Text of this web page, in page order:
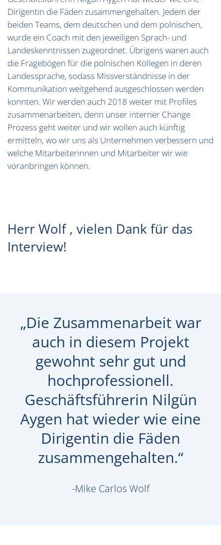
Dirigentin die Fäden zusammengehalten. Jedem der
beiden Teams, dem deutschen und dem polnischen,
wurde ein Coach mit den jeweiligen Sprach- und
Landeskenntnissen zugeordnet. Übrigens waren auch
die Fragebögen für die polnischen Kollegen in deren
Landessprache, sodass Missverständnisse in der
Kommunikation weitgehend ausgeschlossen werden
konnten. Wir werden auch 2018 weiter mit Profiles
zusammenarbeiten, denn unser interner Change
Prozess geht weiter und wir wollen auch künftig
ermitteln, wo wir uns als Unternehmen verbessern und
welche Mitarbeiterinnen und Mitarbeiter wir wie
voranbringen können.
Herr Wolf , vielen Dank für das
Interview!
„Die Zusammenarbeit war
auch in diesem Projekt
gewohnt sehr gut und
hochprofessionell.
Geschäftsführerin Nilgün
Aygen hat wieder wie eine
Dirigentin die Fäden
zusammengehalten.“
-Mike Carlos Wolf